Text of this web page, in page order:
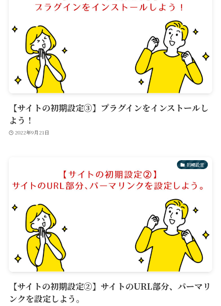
【サイトの初期設定③】プラグインをインストールし
よう！
2022年9月21日
初期設定
【サイトの初期設定②】サイトのURL部分、パーマリ
ンクを設定しよう。